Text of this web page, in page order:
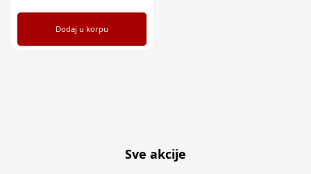
Dodaj u korpu
Sve akcije